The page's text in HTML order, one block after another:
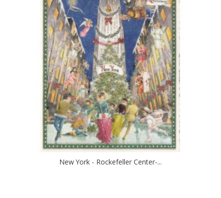
New York - Rockefeller Center-...